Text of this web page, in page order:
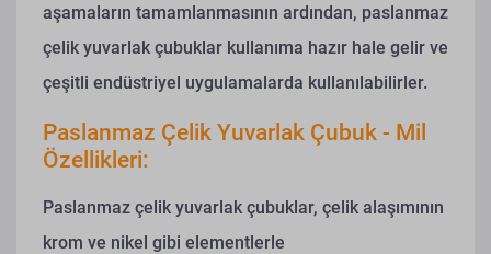
aşamaların tamamlanmasının ardından, paslanmaz
çelik yuvarlak çubuklar kullanıma hazır hale gelir ve
çeşitli endüstriyel uygulamalarda kullanılabilirler.
Paslanmaz Çelik Yuvarlak Çubuk - Mil
Özellikleri:
Paslanmaz çelik yuvarlak çubuklar, çelik alaşımının
krom ve nikel gibi elementlerle